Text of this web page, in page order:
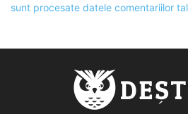
sunt procesate datele comentariilor